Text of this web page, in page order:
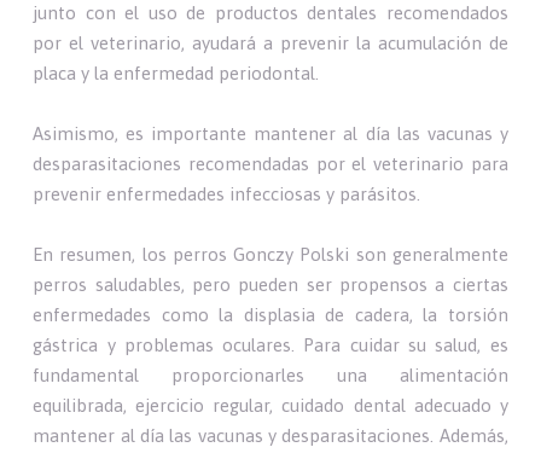
junto con el uso de productos dentales recomendados
por el veterinario, ayudará a prevenir la acumulación de
placa y la enfermedad periodontal.
Asimismo, es importante mantener al día las vacunas y
desparasitaciones recomendadas por el veterinario para
prevenir enfermedades infecciosas y parásitos.
En resumen, los perros Gonczy Polski son generalmente
perros saludables, pero pueden ser propensos a ciertas
enfermedades como la displasia de cadera, la torsión
gástrica y problemas oculares. Para cuidar su salud, es
fundamental proporcionarles una alimentación
equilibrada, ejercicio regular, cuidado dental adecuado y
mantener al día las vacunas y desparasitaciones. Además,